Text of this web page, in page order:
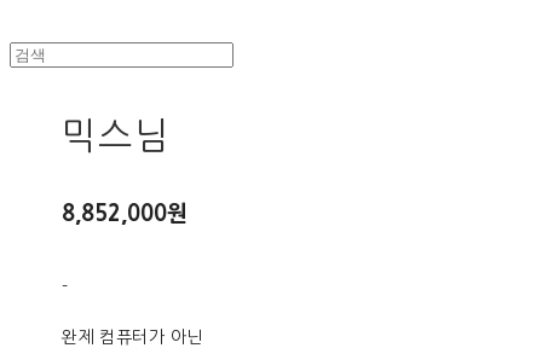
믹스님
8,852,000원
-
완제 컴퓨터가 아닌